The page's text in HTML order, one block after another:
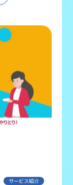
サービス紹介